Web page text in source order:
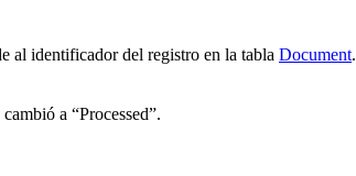
al identificador del registro en la tabla Document.
a “Processed”.